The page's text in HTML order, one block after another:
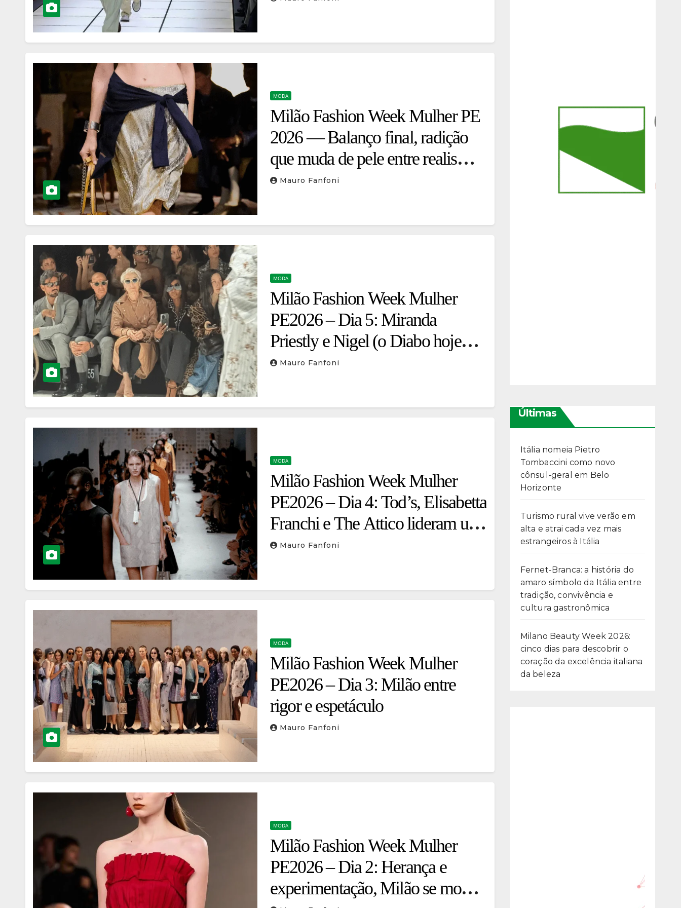
MODA
Milão Fashion Week Mulher PE
2026 — Balanço final, radição
que muda de pele entre realismo,
artesanato, espetáculo
Mauro Fanfoni
MODA
Milão Fashion Week Mulher
PE2026 – Dia 5: Miranda
Priestly e Nigel (o Diabo hoje
vestiu D&G) aparecem de
Italia veste o futuro
Mauro Fanfoni
MODA
Milão Fashion Week Mulher
PE2026 – Dia 4: Tod’s, Elisabetta
Franchi e The Attico lideram um
dia de contrastes
Mauro Fanfoni
MODA
Milão Fashion Week Mulher
PE2026 – Dia 3: Milão entre
rigor e espetáculo
Mauro Fanfoni
MODA
Milão Fashion Week Mulher
PE2026 – Dia 2: Herança e
experimentação, Milão se move
Últimas
Itália nomeia Pietro
Tombaccini como novo
cônsul-geral em Belo
Horizonte
Turismo rural vive verão em
alta e atrai cada vez mais
estrangeiros à Itália
Fernet-Branca: a história do
amaro símbolo da Itália entre
tradição, convivência e
cultura gastronômica
Milano Beauty Week 2026:
cinco dias para descobrir o
coração da excelência italiana
da beleza